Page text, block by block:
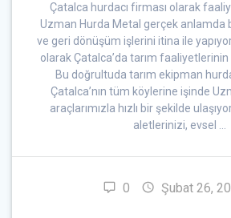
Çatalca hurdacı firması olarak
Uzman Hurda Metal gerçek anlamda
ve geri dönüşüm işlerini itina ile
olarak Çatalca’da tarım
Bu doğrultuda tarım ekipman
Çatalca’nın tüm köylerine işinde
araçlarımızla hızlı bir şekilde
aletlerinizi, evsel …
0 Şubat 26,